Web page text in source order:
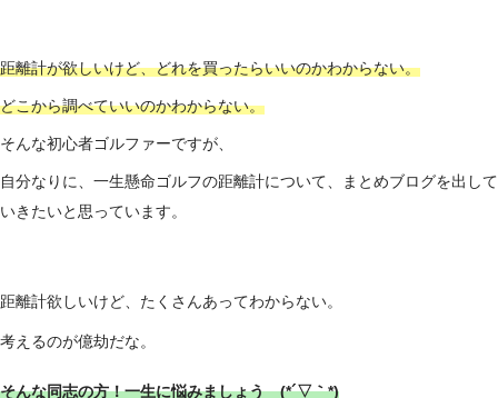
距離計が欲しいけど、どれを買ったらいいのかわからない。
どこから調べていいのかわからない。
そんな初心者ゴルファーですが、
自分なりに、一生懸命ゴルフの距離計について、まとめブログを出して
いきたいと思っています。
距離計欲しいけど、たくさんあってわからない。
考えるのが億劫だな。
そんな同志の方！一生に悩みましょう (*´▽｀*)